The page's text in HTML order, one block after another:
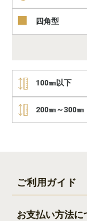
四角型
100㎜以下
200㎜～300㎜
ご利用ガイド
お支払い方法に